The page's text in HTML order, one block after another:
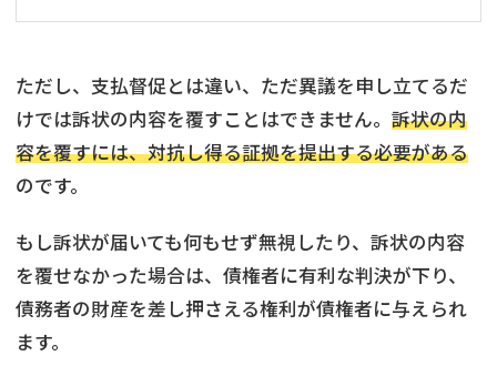
ただし、支払督促とは違い、ただ異議を申し立てるだ
けでは訴状の内容を覆すことはできません。 訴状の内
容を覆すには、対抗し得る証拠を提出する必要がある
のです。
もし訴状が届いても何もせず無視したり、訴状の内容
を覆せなかった場合は、債権者に有利な判決が下り、
債務者の財産を差し押さえる権利が債権者に与えられ
ます。